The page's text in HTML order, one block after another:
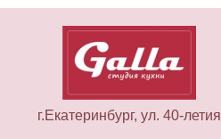
г.Екатеринбург, ул. 40-летия